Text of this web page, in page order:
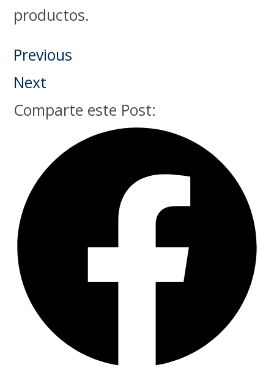
productos.
Previous
Next
Comparte este Post: